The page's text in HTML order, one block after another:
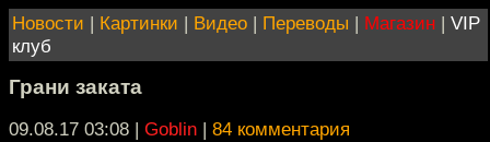
Новости | Картинки | Видео | Переводы | Магазин | VIP
клуб
Грани заката
09.08.17 03:08 | Goblin | 84 комментария